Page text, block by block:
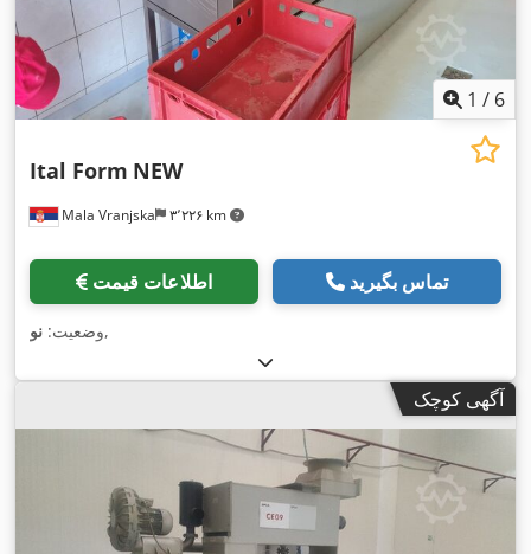
1 / 6
Mala Vranjska ۳٬۲۲۶ km
Ital Form NEW
اطلاعات قیمت تماس بگیرید
وضعیت: نو ,
آگهی کوچک